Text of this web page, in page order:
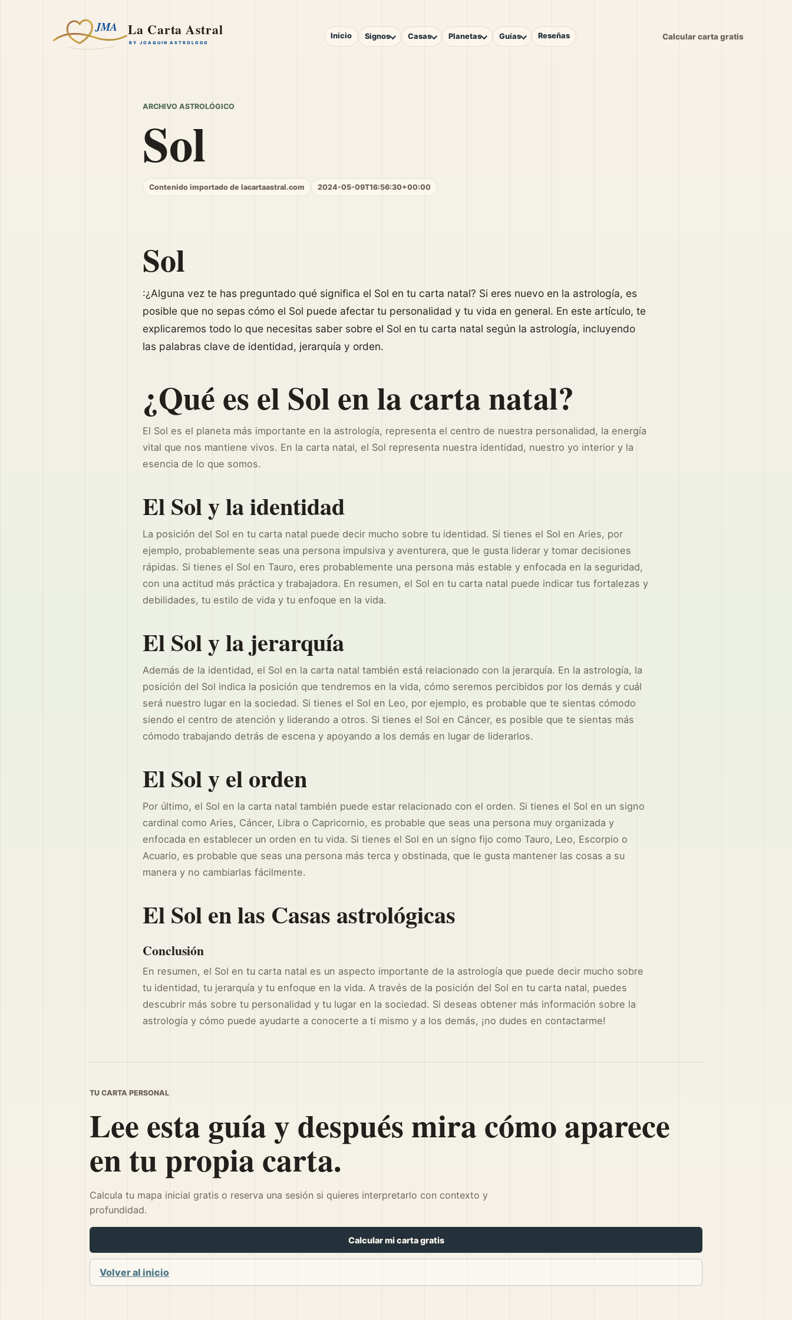
Inicio Signos Casas Planetas Guías Reseñas Calcular carta gratis
ARCHIVO ASTROLÓGICO
Sol
Contenido importado de lacartaastral.com 2024-05-09T16:56:30+00:00
Sol
:¿Alguna vez te has preguntado qué significa el Sol en tu carta natal? Si eres nuevo en la astrología, es
posible que no sepas cómo el Sol puede afectar tu personalidad y tu vida en general. En este artículo, te
explicaremos todo lo que necesitas saber sobre el Sol en tu carta natal según la astrología, incluyendo
las palabras clave de identidad, jerarquía y orden.
¿Qué es el Sol en la carta natal?
El Sol es el planeta más importante en la astrología, representa el centro de nuestra personalidad, la energía
vital que nos mantiene vivos. En la carta natal, el Sol representa nuestra identidad, nuestro yo interior y la
esencia de lo que somos.
El Sol y la identidad
La posición del Sol en tu carta natal puede decir mucho sobre tu identidad. Si tienes el Sol en Aries, por
ejemplo, probablemente seas una persona impulsiva y aventurera, que le gusta liderar y tomar decisiones
rápidas. Si tienes el Sol en Tauro, eres probablemente una persona más estable y enfocada en la seguridad,
con una actitud más práctica y trabajadora. En resumen, el Sol en tu carta natal puede indicar tus fortalezas y
debilidades, tu estilo de vida y tu enfoque en la vida.
El Sol y la jerarquía
Además de la identidad, el Sol en la carta natal también está relacionado con la jerarquía. En la astrología, la
posición del Sol indica la posición que tendremos en la vida, cómo seremos percibidos por los demás y cuál
será nuestro lugar en la sociedad. Si tienes el Sol en Leo, por ejemplo, es probable que te sientas cómodo
siendo el centro de atención y liderando a otros. Si tienes el Sol en Cáncer, es posible que te sientas más
cómodo trabajando detrás de escena y apoyando a los demás en lugar de liderarlos.
El Sol y el orden
Por último, el Sol en la carta natal también puede estar relacionado con el orden. Si tienes el Sol en un signo
cardinal como Aries, Cáncer, Libra o Capricornio, es probable que seas una persona muy organizada y
enfocada en establecer un orden en tu vida. Si tienes el Sol en un signo fijo como Tauro, Leo, Escorpio o
Acuario, es probable que seas una persona más terca y obstinada, que le gusta mantener las cosas a su
manera y no cambiarlas fácilmente.
El Sol en las Casas astrológicas
Conclusión
En resumen, el Sol en tu carta natal es un aspecto importante de la astrología que puede decir mucho sobre
tu identidad, tu jerarquía y tu enfoque en la vida. A través de la posición del Sol en tu carta natal, puedes
descubrir más sobre tu personalidad y tu lugar en la sociedad. Si deseas obtener más información sobre la
astrología y cómo puede ayudarte a conocerte a ti mismo y a los demás, ¡no dudes en contactarme!
TU CARTA PERSONAL
Lee esta guía y después mira cómo aparece
en tu propia carta.
Calcula tu mapa inicial gratis o reserva una sesión si quieres interpretarlo con contexto y
profundidad.
Calcular mi carta gratis
Volver al inicio